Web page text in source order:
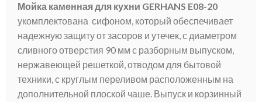
Мойка каменная для кухни GERHANS E08-20
укомплектована сифоном, который обеспечивает
надежную защиту от засоров и утечек, с диаметром
сливного отверстия 90 мм с разборным выпуском,
нержавеющей решеткой, отводом для бытовой
техники, с круглым переливом расположенным на
дополнительной плоской чаше. Выпуск и корзинный